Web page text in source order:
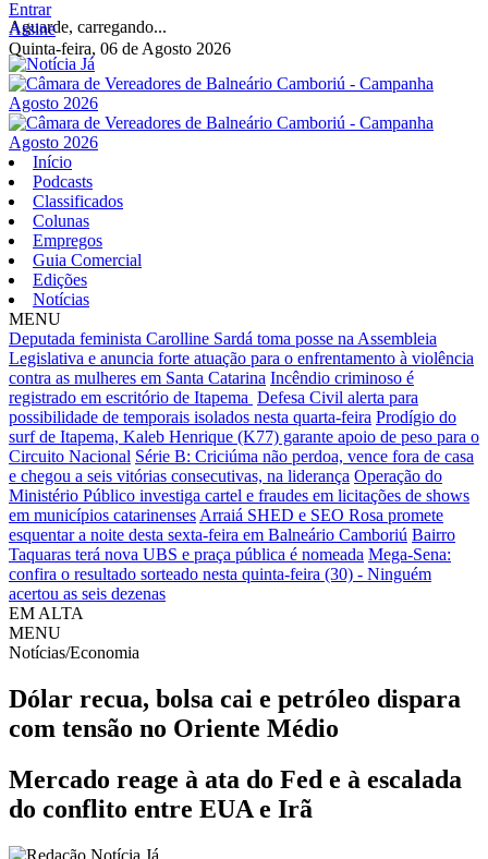
Aguarde, carregando...
Entrar
Assine
Quinta-feira, 06 de Agosto 2026
Início
Podcasts
Classificados
Colunas
Empregos
Guia Comercial
Edições
Notícias
MENU
Deputada feminista Carolline Sardá toma posse na Assembleia
Legislativa e anuncia forte atuação para o enfrentamento à violência
contra as mulheres em Santa Catarina Incêndio criminoso é
registrado em escritório de Itapema Defesa Civil alerta para
possibilidade de temporais isolados nesta quarta-feira Prodígio do
surf de Itapema, Kaleb Henrique (K77) garante apoio de peso para o
Circuito Nacional Série B: Criciúma não perdoa, vence fora de casa
e chegou a seis vitórias consecutivas, na liderança Operação do
Ministério Público investiga cartel e fraudes em licitações de shows
em municípios catarinenses Arraiá SHED e SEO Rosa promete
esquentar a noite desta sexta-feira em Balneário Camboriú Bairro
Taquaras terá nova UBS e praça pública é nomeada Mega-Sena:
confira o resultado sorteado nesta quinta-feira (30) - Ninguém
acertou as seis dezenas
EM ALTA
MENU
Notícias/Economia
Dólar recua, bolsa cai e petróleo dispara
com tensão no Oriente Médio
Mercado reage à ata do Fed e à escalada
do conflito entre EUA e Irã